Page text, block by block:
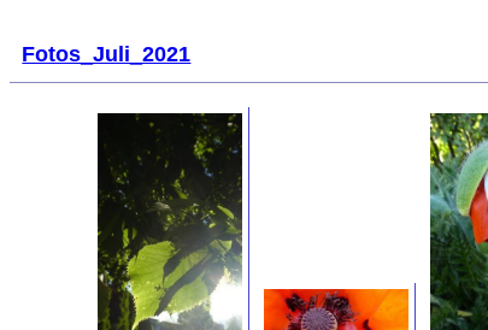
Fotos_Juli_2021